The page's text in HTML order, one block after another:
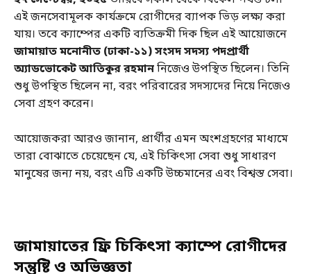
এই জনসেবামূলক কার্যক্রমে রোগীদের ব্যাপক ভিড় লক্ষ্য করা
যায়। তবে ক্যাম্পের একটি ব্যতিক্রমী দিক ছিল এই আয়োজনে
জামায়াত মনোনীত (ঢাকা-১১) সংসদ সদস্য পদপ্রার্থী
অ্যাডভোকেট আতিকুর রহমাননিজেও উপস্থিত ছিলেন। তিনি
শুধু উপস্থিত ছিলেন না, বরং পরিবারের সদস্যদের নিয়ে নিজেও
সেবা গ্রহণ করেন।
আয়োজকরা আরও জানান, প্রার্থীর এমন অংশগ্রহণের মাধ্যমে
তারা বোঝাতে চেয়েছেন যে, এই চিকিৎসা সেবা শুধু সাধারণ
মানুষের জন্য নয়, বরং এটি একটি উচ্চমানের এবং বিশ্বস্ত সেবা।
জামায়াতের ফ্রি চিকিৎসা ক্যাম্পে রোগীদের
সন্তুষ্টি ও অভিজ্ঞতা